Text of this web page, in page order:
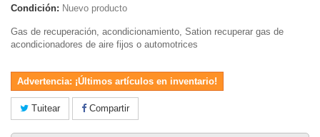
Condición: Nuevo producto
Gas de recuperación, acondicionamiento, Sation recuperar gas de
acondicionadores de aire fijos o automotrices
Advertencia: ¡Últimos artículos en inventario!
Tuitear Compartir